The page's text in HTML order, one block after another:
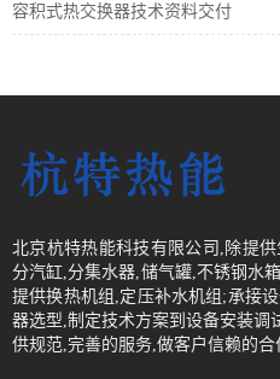
容积式热交换器技术资料交付
北京杭特热能科技有限公司,除提
分汽缸,分集水器,储气罐,不锈钢水
提供换热机组,定压补水机组;承接
器选型,制定技术方案到设备安装调
供规范,完善的服务,做客户信赖的合